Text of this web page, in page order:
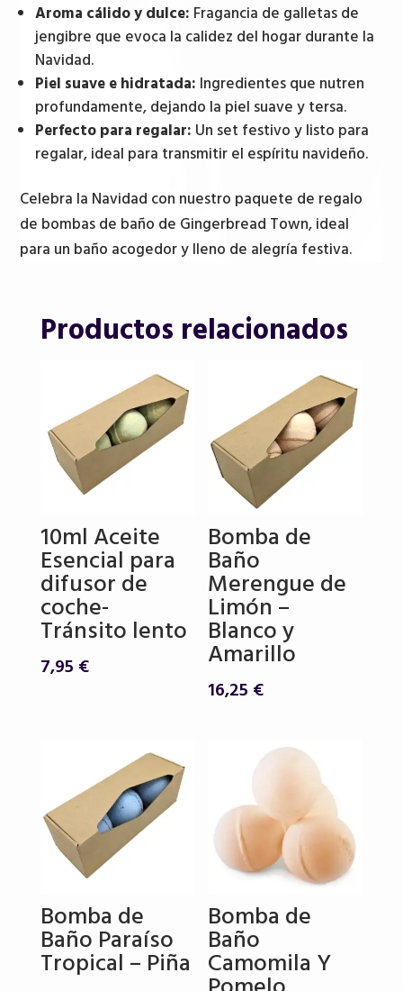
Aroma cálido y dulce: Fragancia de galletas de
jengibre que evoca la calidez del hogar durante la
Navidad.
Piel suave e hidratada: Ingredientes que nutren
profundamente, dejando la piel suave y tersa.
Perfecto para regalar: Un set festivo y listo para
regalar, ideal para transmitir el espíritu navideño.
Celebra la Navidad con nuestro paquete de regalo
de bombas de baño de Gingerbread Town, ideal
para un baño acogedor y lleno de alegría festiva.
Productos relacionados
10ml Aceite
Esencial para
difusor de
coche-
Tránsito lento
7,95 €
Bomba de
Baño
Merengue de
Limón –
Blanco y
Amarillo
16,25 €
Bomba de
Baño Paraíso
Tropical – Piña
Bomba de
Baño
Camomila Y